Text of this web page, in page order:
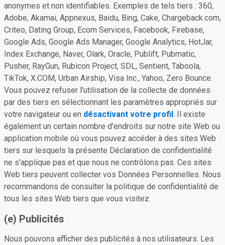
anonymes et non identifiables. Exemples de tels tiers : 360,
Adobe, Akamai, Appnexus, Baidu, Bing, Cake, Chargeback.com,
Criteo, Dating Group, Ecom Services, Facebook, Firebase,
Google Ads, Google Ads Manager, Google Analytics, HotJar,
Index Exchange, Naver, Olark, Oracle, Publift, Pubmatic,
Pusher, RayGun, Rubicon Project, SDL, Sentient, Taboola,
TikTok, X.COM, Urban Airship, Visa Inc., Yahoo, Zero Bounce.
Vous pouvez refuser l'utilisation de la collecte de données
par des tiers en sélectionnant les paramètres appropriés sur
votre navigateur ou en désactivant votre profil. Il existe
également un certain nombre d'endroits sur notre site Web ou
application mobile où vous pouvez accéder à des sites Web
tiers sur lesquels la présente Déclaration de confidentialité
ne s'applique pas et que nous ne contrôlons pas. Ces sites
Web tiers peuvent collecter vos Données Personnelles. Nous
recommandons de consulter la politique de confidentialité de
tous les sites Web tiers que vous visitez.
(e) Publicités
Nous pouvons afficher des publicités à nos utilisateurs. Les